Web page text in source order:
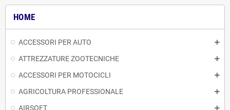
HOME
ACCESSORI PER AUTO
ATTREZZATURE ZOOTECNICHE
ACCESSORI PER MOTOCICLI
AGRICOLTURA PROFESSIONALE
AIRSOFT